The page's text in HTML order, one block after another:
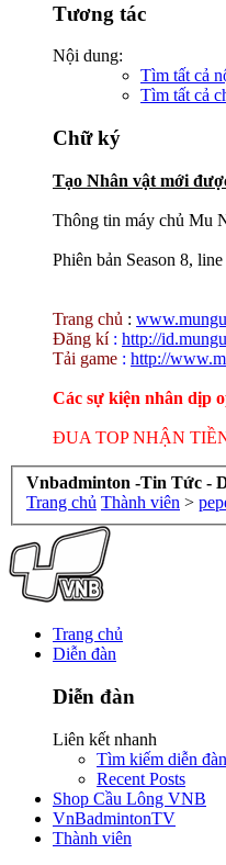
Tương tác
Nội dung:
Tìm tất cả
Tìm tất cả
Chữ ký
Tạo Nhân vật mới
Thông tin máy chủ Mu
Phiên bản Season 8,
Trang chủ :
Đăng kí: http://
Tải game : http://
Các sự kiện nhân dịp
ĐUA TOP NHẬN
Vnbadminton -Tin Tức -
Trang chủ Thành viên >
Trang chủ
Diễn đàn
Diễn đàn
Liên kết nhanh
Tìm kiếm diễn đàn
Recent Posts
Shop Cầu Lông VNB
VnBadmintonTV
Thành viên